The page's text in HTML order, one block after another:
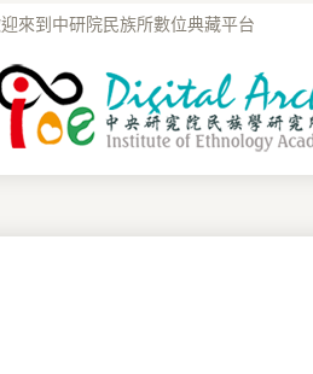
來到中研院民族所數位典藏平台